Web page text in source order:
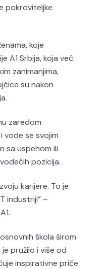
pokroviteljke
koje
A1 Srbija, koja već
zanimanjima,
su nakon
zaredom
vode se svojim
sa uspehom ili
pozicija.
karijere. To je
industriji” –
škola širom
pružilo i više od
inspirativne priče